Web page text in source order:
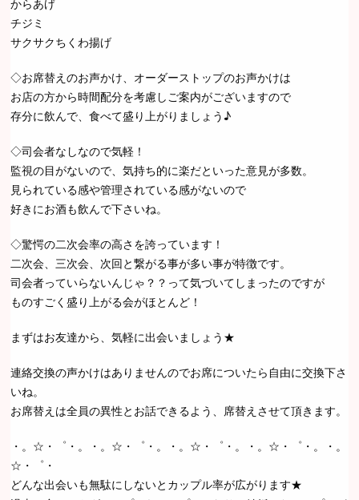
からあげ
チジミ
サクサクちくわ揚げ
◇お席替えのお声かけ、オーダーストップのお声かけは
お店の方から時間配分を考慮しご案内がございますので
存分に飲んで、食べて盛り上がりましょう♪
◇司会者なしなので気軽！
監視の目がないので、気持ち的に楽だといった意見が多数。
見られている感や管理されている感がないので
好きにお酒も飲んで下さいね。
◇驚愕の二次会率の高さを誇っています！
二次会、三次会、次回と繋がる事が多い事が特徴です。
司会者っていらないんじゃ？？って気づいてしまったのですが
ものすごく盛り上がる会がほとんど！
まずはお友達から、気軽に出会いましょう★
連絡交換の声かけはありませんのでお席についたら自由に交換下さ
いね。
お席替えは全員の異性とお話できるよう、席替えさせて頂きます。
・。☆・゜・。・。☆・゜・。・。☆・゜・。・。☆・゜・。・。
☆・゜・
どんな出会いも無駄にしないとカップル率が広がります★